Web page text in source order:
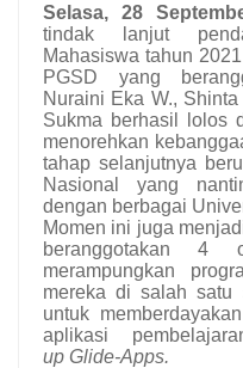
Selasa, 28
tindak lanjut
Mahasiswa tahun
PGSD yang
Nuraini Eka W.,
Sukma berhasil lolos
menorehkan
tahap selanjutnya
Nasional yang
dengan berbagai
Momen ini juga
beranggotakan
merampungkan
mereka di salah satu
untuk
aplikasi
up Glide-Apps.